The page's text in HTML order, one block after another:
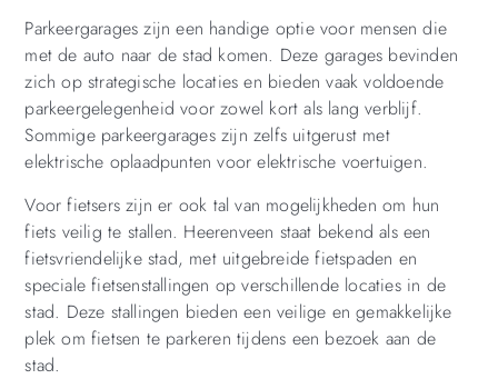
Parkeergarages zijn een handige optie voor mensen die
met de auto naar de stad komen. Deze garages bevinden
zich op strategische locaties en bieden vaak voldoende
parkeergelegenheid voor zowel kort als lang verblijf.
Sommige parkeergarages zijn zelfs uitgerust met
elektrische oplaadpunten voor elektrische voertuigen.
Voor fietsers zijn er ook tal van mogelijkheden om hun
fiets veilig te stallen. Heerenveen staat bekend als een
fietsvriendelijke stad, met uitgebreide fietspaden en
speciale fietsenstallingen op verschillende locaties in de
stad. Deze stallingen bieden een veilige en gemakkelijke
plek om fietsen te parkeren tijdens een bezoek aan de
stad.